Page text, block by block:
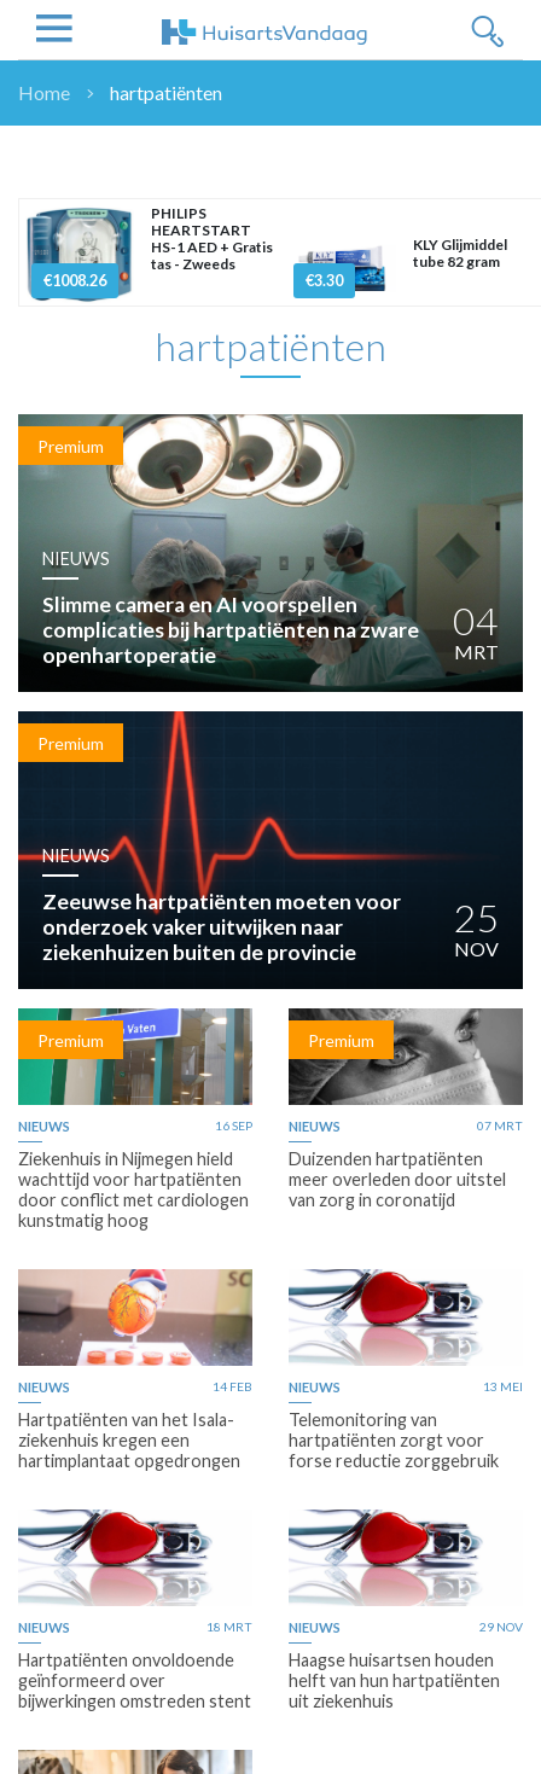
OVERHEID
WETENSCHAP
ZORGVERZEKERAARS
NASCHOLINGEN
ENQUÊTES
NHG
LHV
OPINIE
HUISARTSENPOST
PRAKTIJKZAKEN
TARIEVEN
VPHUISARTSEN
MEDISCHE VAKHANDEL
INLOGGEN
REGISTRATIE
Home hartpatiënten
€1008.26
PHILIPS
HEARTSTART
HS-1 AED + Gratis
tas - Zweeds
€3.30
KLY Glijmiddel
tube 82 gram
hartpatiënten
Premium
NIEUWS
Slimme camera en AI voorspellen
complicaties bij hartpatiënten na zware
openhartoperatie
04
MRT
Premium
NIEUWS
Zeeuwse hartpatiënten moeten voor
onderzoek vaker uitwijken naar
ziekenhuizen buiten de provincie
25
NOV
Premium
NIEUWS 16 SEP
Ziekenhuis in Nijmegen hield
wachttijd voor hartpatiënten
door conflict met cardiologen
kunstmatig hoog
Premium
NIEUWS 07 MRT
Duizenden hartpatiënten
meer overleden door uitstel
van zorg in coronatijd
NIEUWS 14 FEB
Hartpatiënten van het Isala-
ziekenhuis kregen een
hartimplantaat opgedrongen
NIEUWS 13 MEI
Telemonitoring van
hartpatiënten zorgt voor
forse reductie zorggebruik
NIEUWS 18 MRT
Hartpatiënten onvoldoende
geïnformeerd over
bijwerkingen omstreden stent
NIEUWS 29 NOV
Haagse huisartsen houden
helft van hun hartpatiënten
uit ziekenhuis